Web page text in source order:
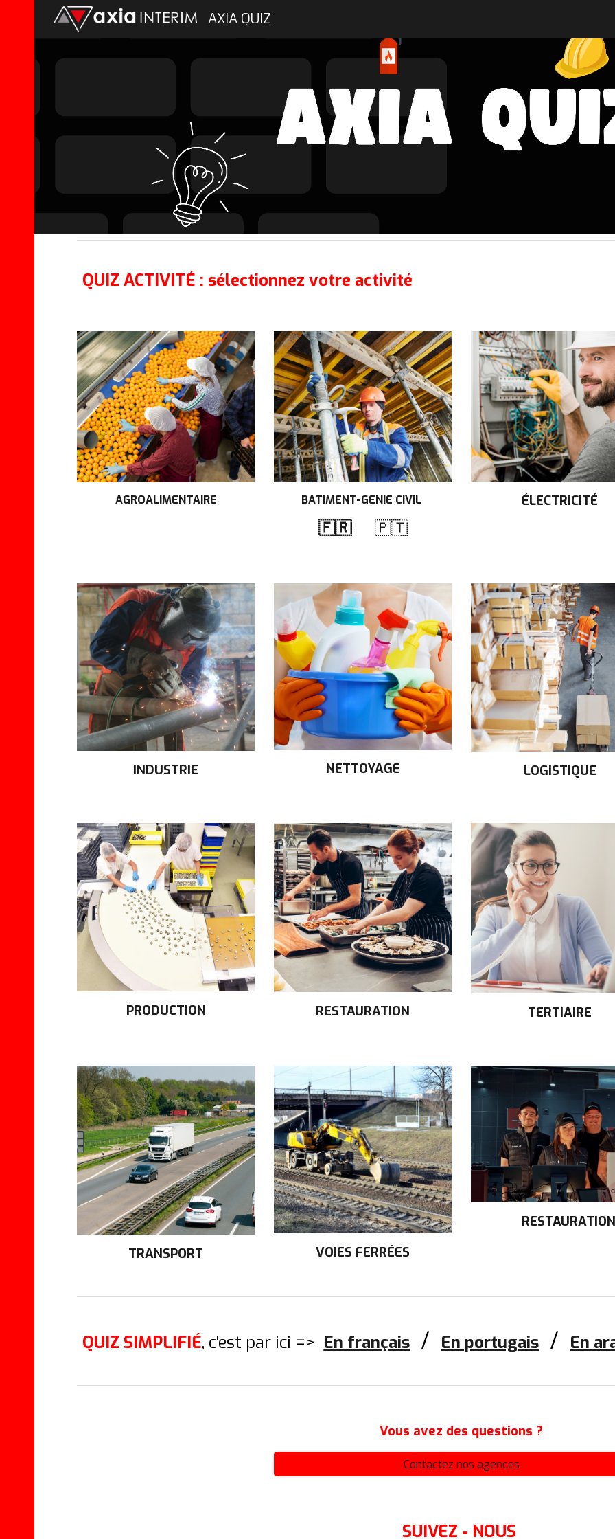
AXIA QUIZ
QUIZ ACTIVITÉ : sélectionnez votre activité
AGROALIMENTAIRE BATIMENT-GENIE CIVIL
🇫🇷 🇵🇹
ÉLECTRICITÉ
INDUSTRIE NETTOYAGE LOGISTIQUE
PRODUCTION RESTAURATION TERTIAIRE
TRANSPORT VOIES FERRÉES
QUIZ SIMPLIFIÉ, c'est par ici => En français / En portugais / En
Vous avez des questions ?
Contactez nos agences
SUIVEZ - NOUS